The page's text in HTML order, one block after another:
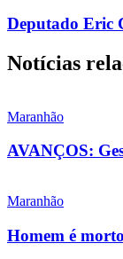
Deputado Eric
Notícias
Maranhão
AVANÇOS:
Maranhão
Homem é